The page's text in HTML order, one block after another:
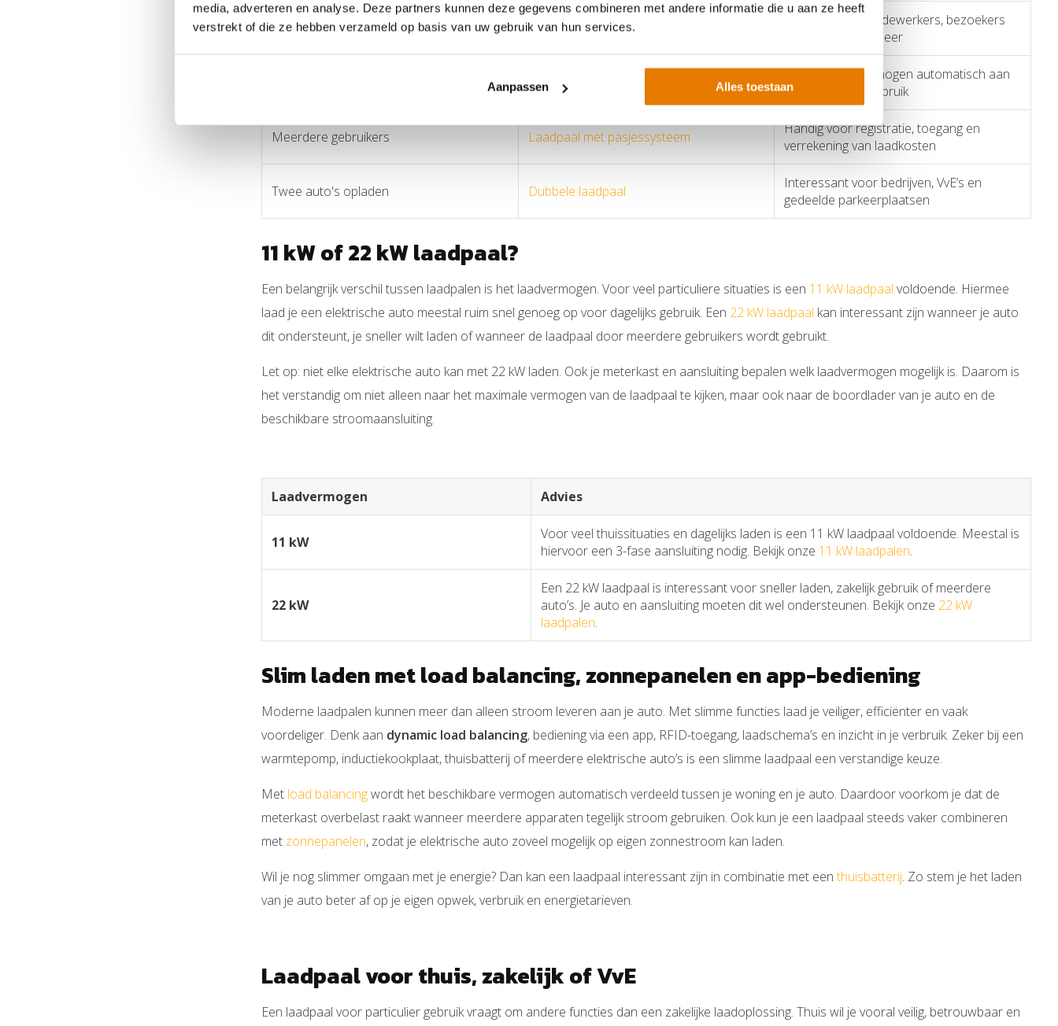
media, adverteren en analyse. Deze partners kunnen deze gegevens combineren met andere informatie die u aan ze heeft
verstrekt of die ze hebben verzameld op basis van uw gebruik van hun services.
Aanpassen Alles toestaan
Bedrijf of kantoor Zakelijke laadpaal
Geschikt voor medewerkers, bezoekers
en wagenparkbeheer
Laadpaal met load balancing
Past het laadvermogen automatisch aan
op het stroomverbruik
Meerdere gebruikers Laadpaal met pasjessysteem
Handig voor registratie, toegang en
verrekening van laadkosten
Twee auto's opladen Dubbele laadpaal
Interessant voor bedrijven, VvE’s en
gedeelde parkeerplaatsen
11 kW of 22 kW laadpaal?
Een belangrijk verschil tussen laadpalen is het laadvermogen. Voor veel particuliere situaties is een 11 kW laadpaal voldoende. Hiermee
laad je een elektrische auto meestal ruim snel genoeg op voor dagelijks gebruik. Een 22 kW laadpaal kan interessant zijn wanneer je auto
dit ondersteunt, je sneller wilt laden of wanneer de laadpaal door meerdere gebruikers wordt gebruikt.
Let op: niet elke elektrische auto kan met 22 kW laden. Ook je meterkast en aansluiting bepalen welk laadvermogen mogelijk is. Daarom is
het verstandig om niet alleen naar het maximale vermogen van de laadpaal te kijken, maar ook naar de boordlader van je auto en de
beschikbare stroomaansluiting.
Laadvermogen Advies
11 kW
Voor veel thuissituaties en dagelijks laden is een 11 kW laadpaal voldoende. Meestal is
hiervoor een 3-fase aansluiting nodig. Bekijk onze 11 kW laadpalen.
22 kW
Een 22 kW laadpaal is interessant voor sneller laden, zakelijk gebruik of meerdere
auto’s. Je auto en aansluiting moeten dit wel ondersteunen. Bekijk onze 22 kW
laadpalen.
Slim laden met load balancing, zonnepanelen en app-bediening
Moderne laadpalen kunnen meer dan alleen stroom leveren aan je auto. Met slimme functies laad je veiliger, efficiënter en vaak
voordeliger. Denk aan dynamic load balancing, bediening via een app, RFID-toegang, laadschema’s en inzicht in je verbruik. Zeker bij een
warmtepomp, inductiekookplaat, thuisbatterij of meerdere elektrische auto’s is een slimme laadpaal een verstandige keuze.
Met load balancingwordt het beschikbare vermogen automatisch verdeeld tussen je woning en je auto. Daardoor voorkom je dat de
meterkast overbelast raakt wanneer meerdere apparaten tegelijk stroom gebruiken. Ook kun je een laadpaal steeds vaker combineren
met zonnepanelen, zodat je elektrische auto zoveel mogelijk op eigen zonnestroom kan laden.
Wil je nog slimmer omgaan met je energie? Dan kan een laadpaal interessant zijn in combinatie met een thuisbatterij. Zo stem je het laden
van je auto beter af op je eigen opwek, verbruik en energietarieven.
Laadpaal voor thuis, zakelijk of VvE
Een laadpaal voor particulier gebruik vraagt om andere functies dan een zakelijke laadoplossing. Thuis wil je vooral veilig, betrouwbaar en